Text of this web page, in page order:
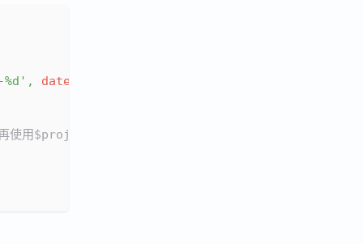
%d' , date
用$project将_id改名为date